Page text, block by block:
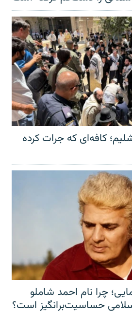
کافه‌ای که جرات کرده
چرا نام احمد شاملو
حساسیت‌برانگیز است؟